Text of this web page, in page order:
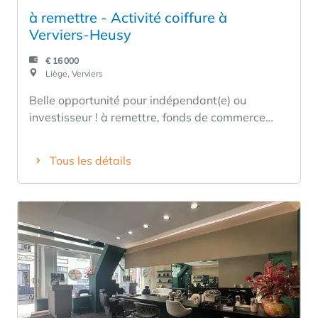
à remettre - Activité coiffure à
Verviers-Heusy
€ 16 000
Liège, Verviers
Belle opportunité pour indépendant(e) ou
investisseur ! à remettre, fonds de commerce
bénéficiant d'une clientèle fidèle. Les atouts : -
prix de cession : 16.000 euros - stock
professionnel d'une valeur d'environ 13.000
euros inclus - 2 coiffeuses salariées
expérimentées en place, assurant une continuité
immédiate de l'activité. - bail commercial avec
un prix de location raisonnable - salon
entièrement équipé, prêt à travailler - grand
parking et accès faciles - important potentiel de
Tous les détails